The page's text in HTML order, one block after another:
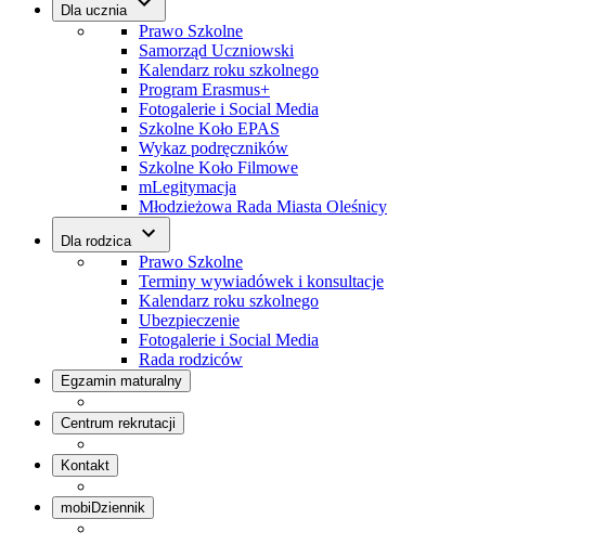
Dla ucznia
Prawo Szkolne
Samorząd Uczniowski
Kalendarz roku szkolnego
Program Erasmus+
Fotogalerie i Social Media
Szkolne Koło EPAS
Wykaz podręczników
Szkolne Koło Filmowe
mLegitymacja
Młodzieżowa Rada Miasta Oleśnicy
Dla rodzica
Prawo Szkolne
Terminy wywiadówek i konsultacje
Kalendarz roku szkolnego
Ubezpieczenie
Fotogalerie i Social Media
Rada rodziców
Egzamin maturalny
Centrum rekrutacji
Kontakt
mobiDziennik